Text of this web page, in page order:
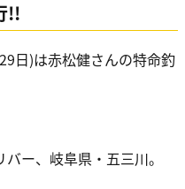
!!
日)は赤松健さんの特命釣
ー、岐阜県・五三川。